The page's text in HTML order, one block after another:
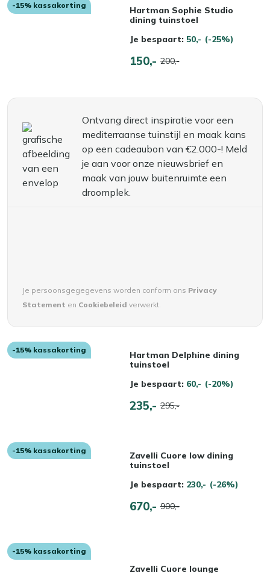
-15% kassakorting
Hartman Sophie Studio
dining tuinstoel
Je bespaart: 50,- (-25%)
150,- 200,-
Ontvang direct inspiratie voor een
mediterraanse tuinstijl en maak kans
op een cadeaubon van €2.000-! Meld
je aan voor onze nieuwsbrief en
maak van jouw buitenruimte een
droomplek.
Je persoonsgegegevens worden conform ons Privacy
Statement en Cookiebeleid verwerkt.
-15% kassakorting
Hartman Delphine dining
tuinstoel
Je bespaart: 60,- (-20%)
235,- 295,-
-15% kassakorting
Zavelli Cuore low dining
tuinstoel
Je bespaart: 230,- (-26%)
670,- 900,-
-15% kassakorting
Zavelli Cuore lounge